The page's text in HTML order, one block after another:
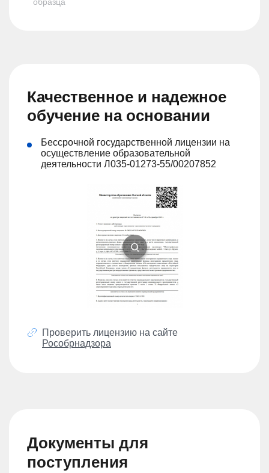
Качественное и надежное
обучение на основании
Бессрочной государственной лицензии на
осуществление образовательной
деятельности Л035-01273-55/00207852
Проверить лицензию на сайте
Рособрнадзора
Документы для
поступления